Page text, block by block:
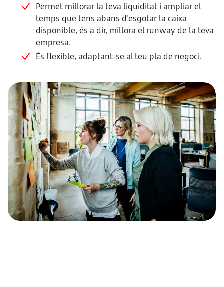
Permet millorar la teva liquiditat i ampliar el
temps que tens abans d'esgotar la caixa
disponible, és a dir, millora el runway de la teva
empresa.
És flexible, adaptant-se al teu pla de negoci.